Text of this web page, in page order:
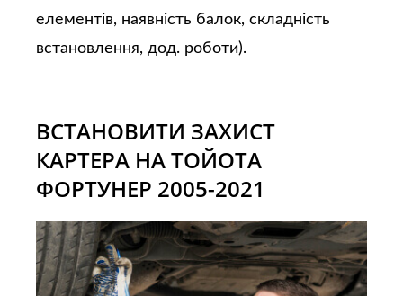
ВСТАНОВИТИ ЗАХИСТ
КАРТЕРА НА ТОЙОТА
ФОРТУНЕР 2005-2021
елементів, наявність балок, складність
встановлення, дод. роботи).